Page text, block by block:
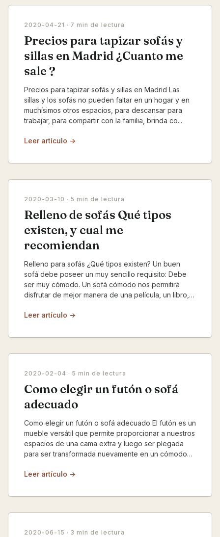
2020-04-21 · 7 min de lectura
Precios para tapizar sofás y
sillas en Madrid ¿Cuanto me
sale ?
Precios para tapizar sofás y sillas en Madrid Las
sillas y los sofás no pueden faltar en un hogar y en
muchísimos otros espacios, para descansar para
trabajar, para compartir con la familia, brinda co...
Leer artículo →
2020-03-10 · 5 min de lectura
Relleno de sofás Qué tipos
existen, y cual me
recomiendan
Relleno para sofás ¿Qué tipos existen? Un buen
sofá debe poseer un muy sencillo requisito: Debe
ser muy cómodo. Un sofá cómodo nos permitirá
disfrutar de mejor manera de una película, un libro,
Leer artículo →
2020-02-04 · 5 min de lectura
Como elegir un futón o sofá
adecuado
Como elegir un futón o sofá adecuado El futón es un
mueble versátil que permite proporcionar a nuestros
espacios de una cama extra y luego ser plegada
para ser transformada nuevamente en un cómodo
Leer artículo →
2020-06-15 · 3 min de lectura